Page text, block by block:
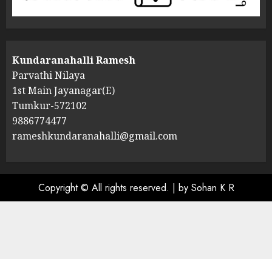
Kundaranahalli Ramesh
Parvathi Nilaya
1st Main Jayanagar(E)
Tumkur-572102
9886774477
rameshkundaranahalli@gmail.com
Copyright © All rights reserved. | by Sohan K R